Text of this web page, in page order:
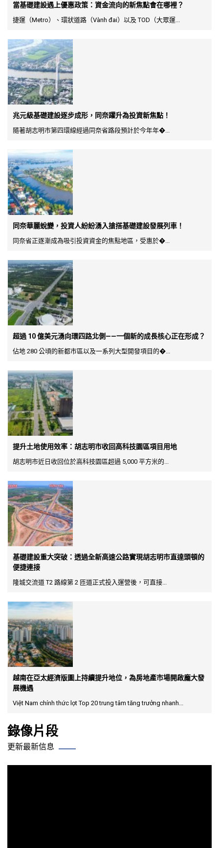
當基礎建設遇上優惠政策：資金流向的新焦點會在哪裡？
捷運（Metro）、環狀道路（Vành đai）以及 TOD（大眾運...
兆元級基礎建設逐步成形，同奈躍升為投資新焦點！
隨著胡志明市第四環線經過同奈省路段預計於今年年�...
同奈華麗蛻變，投資人紛紛湧入搶搭基礎建設發展列車！
同奈省正逐漸成為吸引投資資金的焦點地區，受惠於�...
超過 10 億美元湧向環四路北側——一個新的成長核心正在形成？
佔地 280 公頃的新都市區以及一系列大型開發項目的�...
提升土地使用效率：胡志明市收回高科技園區項目用地
胡志明市近日收回位於高科技園區超過 5,000 平方米的...
基礎建設重大突破：透過全新高速公路實現胡志明市直達頭頓的
便捷連接
隆城交流道 T2 路線第 2 匝道正式投入運營後，可直接...
越南在亞太經濟版圖上持續提升地位，為房地產市場開啟龐大發
展機遇
Việt Nam chính thức lọt Top 20 trung tâm tăng trưởng nhanh...
錄像片段
更新最新信息